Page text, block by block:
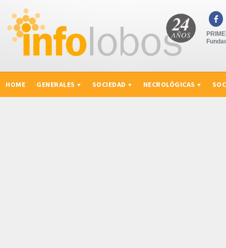

HOME GENERALES SOCIEDAD NECROLÓGICAS